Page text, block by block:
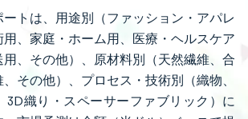
トは、用途別（ファッション・アパレ
、家庭・ホーム用、医療・ヘルスケア
、その他）、原材料別（天然繊維、合
その他）、プロセス・技術別（織物、
3D織り・スペーサーファブリック）に